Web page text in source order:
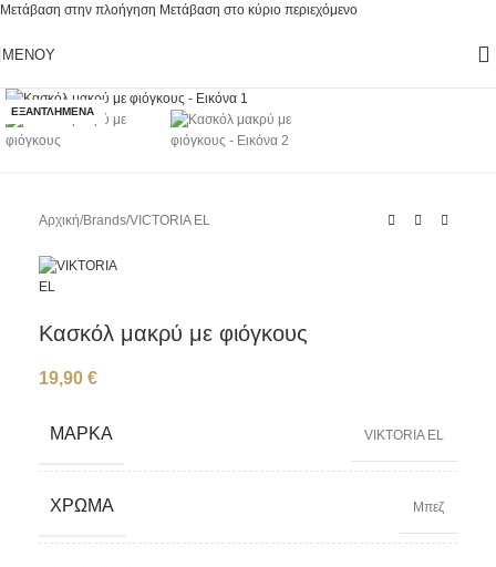
Μετάβαση στην πλοήγηση Μετάβαση στο κύριο περιεχόμενο
ΜΕΝΟΎ
ΕΞΑΝΤΛΗΜΈΝΑ
Αρχική/Brands/VICTORIA EL
Κασκόλ μακρύ με φιόγκους
19,90 €
ΜΆΡΚΑ VIKTORIA EL
ΧΡΏΜΑ Μπεζ